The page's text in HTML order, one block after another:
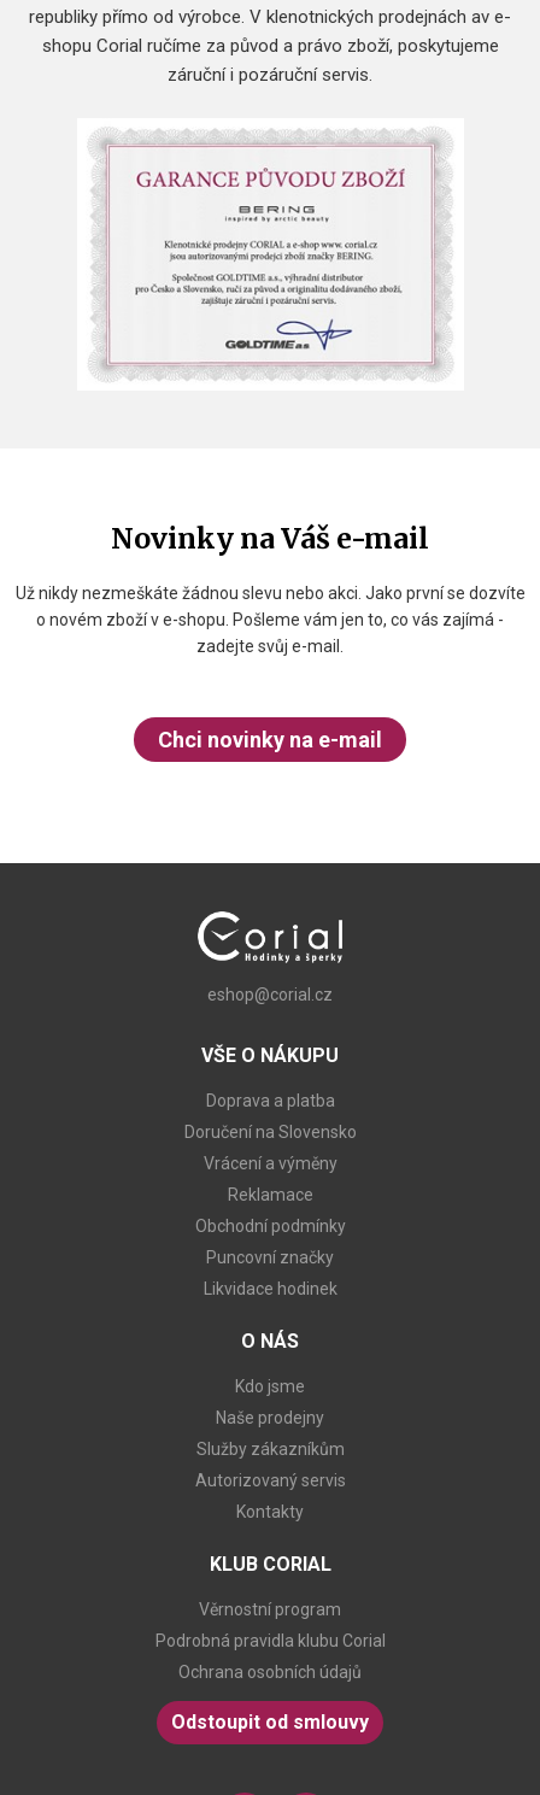
republiky přímo od výrobce. V klenotnických prodejnách av e-
shopu Corial ručíme za původ a právo zboží, poskytujeme
záruční i pozáruční servis.
Novinky na Váš e-mail
Už nikdy nezmeškáte žádnou slevu nebo akci. Jako první se dozvíte
o novém zboží v e-shopu. Pošleme vám jen to, co vás zajímá -
zadejte svůj e-mail.
Chci novinky na e-mail
eshop@corial.cz
VŠE O NÁKUPU
Doprava a platba
Doručení na Slovensko
Vrácení a výměny
Reklamace
Obchodní podmínky
Puncovní značky
Likvidace hodinek
O NÁS
Kdo jsme
Naše prodejny
Služby zákazníkům
Autorizovaný servis
Kontakty
KLUB CORIAL
Věrnostní program
Podrobná pravidla klubu Corial
Ochrana osobních údajů
Odstoupit od smlouvy